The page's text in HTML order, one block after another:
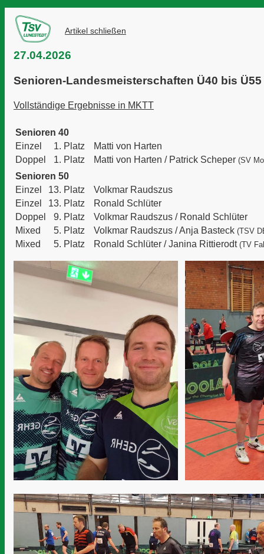
Artikel schließen
27.04.2026
Senioren-Landesmeisterschaften Ü40 bis Ü55
Vollständige Ergebnisse in MKTT
Senioren 40
Einzel
1. Platz
Matti von Harten
Doppel
1. Platz Matti von Harten / Patrick Scheper (SV
Senioren 50
Einzel
13. Platz
Volkmar Raudszus
Einzel
13. Platz
Ronald Schlüter
Doppel
9. Platz Volkmar Raudszus / Ronald Schlüter
Mixed
5. Platz Volkmar Raudszus /Anja Basteck (TSV
Mixed 5. Platz Ronald Schlüter /Janina Rittierodt (TV